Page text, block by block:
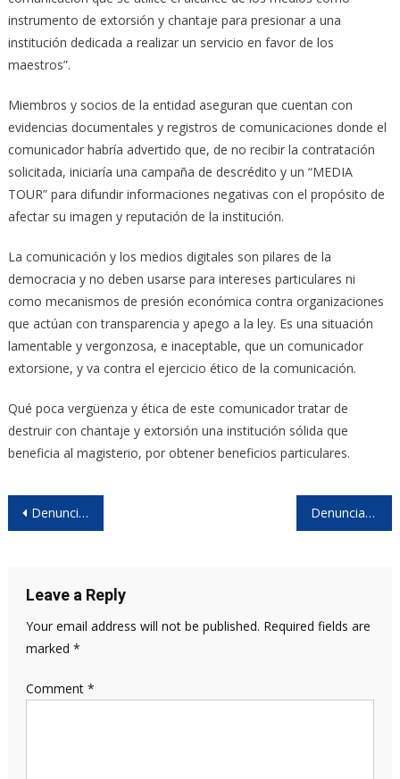
instrumento de extorsión y chantaje para presionar a una
institución dedicada a realizar un servicio en favor de los
maestros”.
Miembros y socios de la entidad aseguran que cuentan con
evidencias documentales y registros de comunicaciones donde el
comunicador habría advertido que, de no recibir la contratación
solicitada, iniciaría una campaña de descrédito y un “MEDIA
TOUR” para difundir informaciones negativas con el propósito de
afectar su imagen y reputación de la institución.
La comunicación y los medios digitales son pilares de la
democracia y no deben usarse para intereses particulares ni
como mecanismos de presión económica contra organizaciones
que actúan con transparencia y apego a la ley. Es una situación
lamentable y vergonzosa, e inaceptable, que un comunicador
extorsione, y va contra el ejercicio ético de la comunicación.
Qué poca vergüenza y ética de este comunicador tratar de
destruir con chantaje y extorsión una institución sólida que
beneficia al magisterio, por obtener beneficios particulares.
Post
Denuncian campaña de difamación y extorsión mediática contra la familia Fulcar Denuncian campaña de difamación contra la familia Fulcar
Leave a Reply
Your email address will not be published. Required fields are
marked *
Comment *